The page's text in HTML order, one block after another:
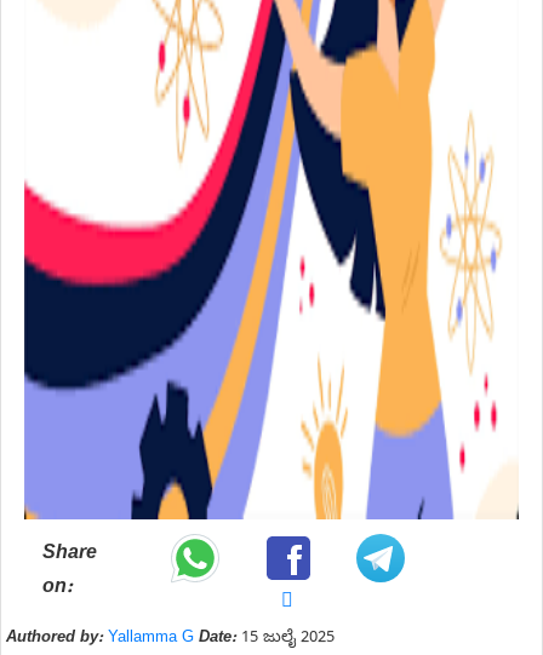
Share
on:
Authored by: Yallamma G Date:15 ಜುಲೈ 2025